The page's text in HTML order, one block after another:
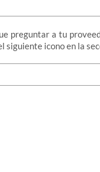
preguntar a tu
siguiente icono en la